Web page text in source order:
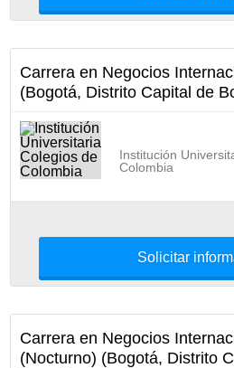
Carrera en Negocios
(Bogotá, Distrito Capital de
Institución
Colombia
Solicitar
Carrera en Negocios
(Nocturno) (Bogotá, Distrito